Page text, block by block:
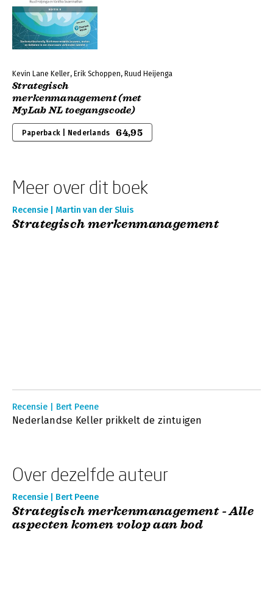
Kevin Lane Keller, Erik Schoppen, Ruud Heijenga
Strategisch
merkenmanagement (met
MyLab NL toegangscode)
Paperback | Nederlands 64,95
Meer over dit boek
Recensie | Martin van der Sluis
Strategisch merkenmanagement
Recensie | Bert Peene
Nederlandse Keller prikkelt de zintuigen
Over dezelfde auteur
Recensie | Bert Peene
Strategisch merkenmanagement - Alle
aspecten komen volop aan bod